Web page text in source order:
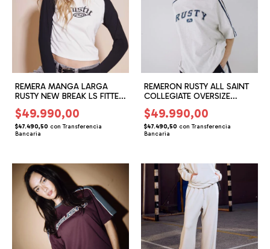
REMERA MANGA LARGA
RUSTY NEW BREAK LS FITTED
(RG165206)
$49.990,00
$47.490,50 con Transferencia
Bancaria
REMERON RUSTY ALL SAINT
COLLEGIATE OVERSIZE
(RG165802)
$49.990,00
$47.490,50 con Transferencia
Bancaria